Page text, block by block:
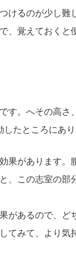
けるのが少し難
、覚えておくと
す。へその高さ
たところにあり
果があります。
、この志室の部
があるので、ど
てみて、より気